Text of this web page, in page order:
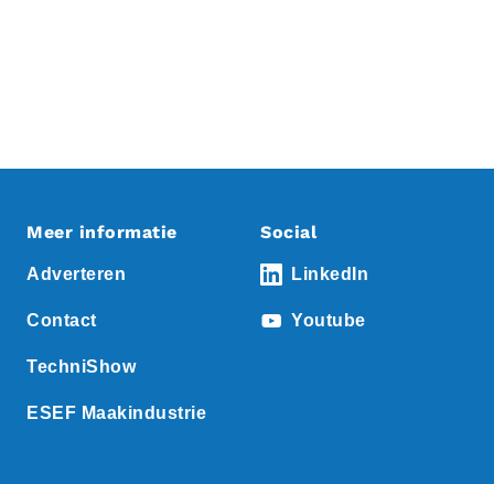
Meer informatie
Adverteren
Contact
TechniShow
ESEF Maakindustrie
Social
LinkedIn
Youtube